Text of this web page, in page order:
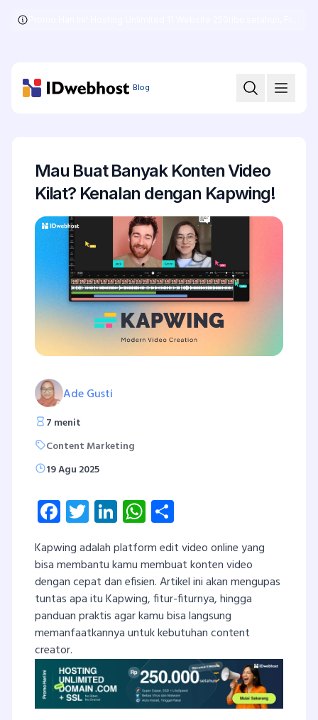
Blog
Mau Buat Banyak Konten Video
Kilat? Kenalan dengan Kapwing!
Ade Gusti
7 menit
Content Marketing
19 Agu 2025
Facebook
Twitter
LinkedInWhatsApp
Kapwing adalah platform edit video online yang
bisa membantu kamu membuat konten video
dengan cepat dan efisien. Artikel ini akan mengupas
tuntas apa itu Kapwing, fitur-fiturnya, hingga
panduan praktis agar kamu bisa langsung
memanfaatkannya untuk kebutuhan content
creator.